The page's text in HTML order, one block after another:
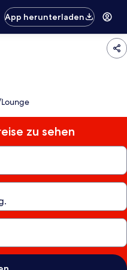
App herunterladen
zu sehen